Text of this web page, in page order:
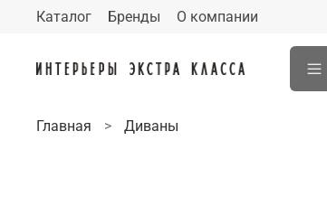
Каталог Бренды О компании
Главная Диваны